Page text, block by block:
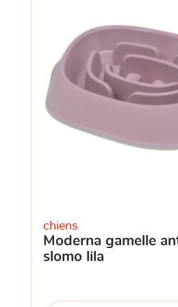
chiens
moderna gamelle anti-glouton
slomo lila